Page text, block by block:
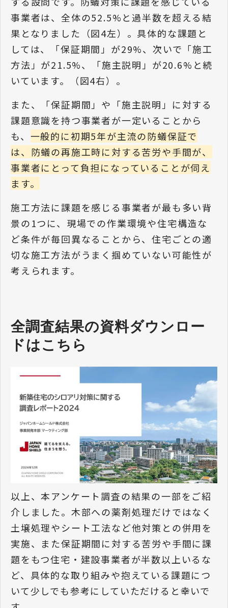
事業者は、全体の52.5%と過半数を超える結
果となりました（図4左）。具体的な課題と
しては、「保証期間」が29%、次いで「施工
方法」が21.5%、「施主説明」が20.6%と続
いています。（図4右）。
また、「保証期間」や「施主説明」に対する
課題意識を持つ事業者が一定いることから
も、 一般的に初期5年が主流の防蟻保証で
は、防蟻の再施工時に対する苦労や手間が、
事業者にとって負担になっていることが伺え
ます。
施工方法に課題を感じる事業者が最も多い背
景の1つに、現場での作業環境や住宅構造な
ど条件が毎回異なることから、住宅ごとの適
切な施工方法がうまく掴めていない可能性が
考えられます。
全調査結果の資料ダウンロー
ドはこちら
以上、本アンケート調査の結果の一部をご紹
介しました。木部への薬剤処理だけではなく
土壌処理やシート工法など他対策との併用を
実施、また保証期間に対する苦労や手間に課
題をもつ住宅・建設事業者が半数以上いるな
ど、具体的な取り組みや抱えている課題につ
いて少しでも参考にしていただけると幸いで